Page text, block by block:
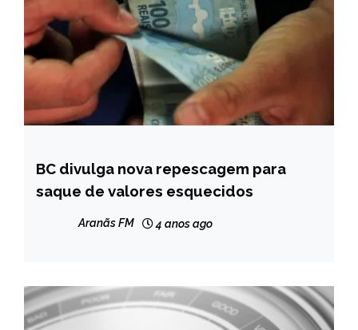
BRASIL
NOTÍCIAS
BC divulga nova repescagem para
saque de valores esquecidos
Aranãs FM 4 anos ago